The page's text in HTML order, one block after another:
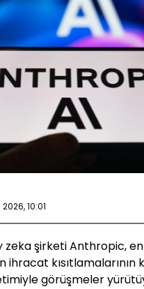
10:01
zeka şirketi Anthropic,
kısıtlamalarının
görüşmeler